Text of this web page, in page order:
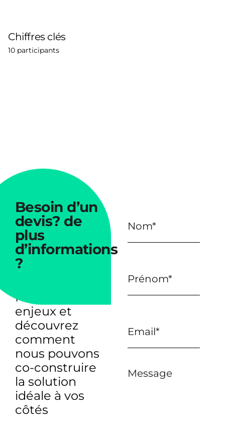
Chiffres clés
10 participants
Besoin d’un
devis? de
plus
d’informations
?
Parlons de vos
enjeux et
découvrez
comment
nous pouvons
co-construire
la solution
idéale à vos
côtés
Message